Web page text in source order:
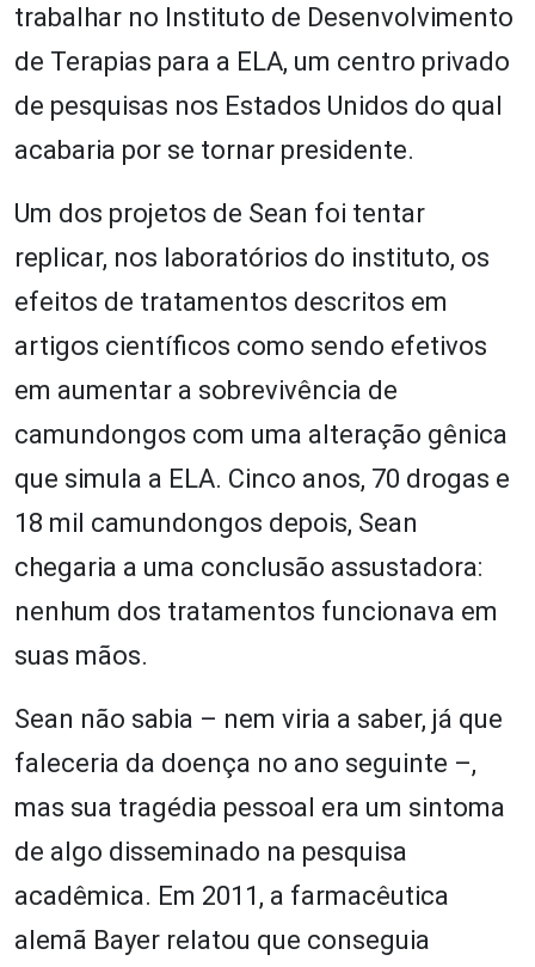
trabalhar no Instituto de Desenvolvimento
de Terapias para a ELA, um centro privado
de pesquisas nos Estados Unidos do qual
acabaria por se tornar presidente.
Um dos projetos de Sean foi tentar
replicar, nos laboratórios do instituto, os
efeitos de tratamentos descritos em
artigos científicos como sendo efetivos
em aumentar a sobrevivência de
camundongos com uma alteração gênica
que simula a ELA. Cinco anos, 70 drogas e
18 mil camundongos depois, Sean
chegaria a uma conclusão assustadora:
nenhum dos tratamentos funcionava em
suas mãos.
Sean não sabia – nem viria a saber, já que
faleceria da doença no ano seguinte –,
mas sua tragédia pessoal era um sintoma
de algo disseminado na pesquisa
acadêmica. Em 2011, a farmacêutica
alemã Bayer relatou que conseguia